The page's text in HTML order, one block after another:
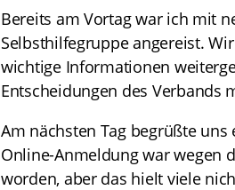
Bereits am Vortag war ich mit
Selbsthilfegruppe angereist.
wichtige Informationen
Entscheidungen des Verbands
Am nächsten Tag begrüßte
Online-Anmeldung war wegen
worden, aber das hielt viele